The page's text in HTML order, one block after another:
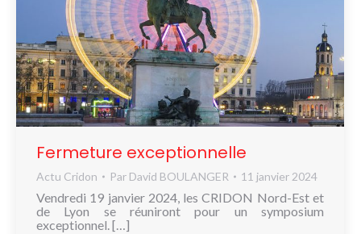
Fermeture exceptionnelle
Actu Cridon Par David BOULANGER 11 janvier 2024
Vendredi 19 janvier 2024, les CRIDON Nord-Est et
de Lyon se réuniront pour un symposium
exceptionnel. […]